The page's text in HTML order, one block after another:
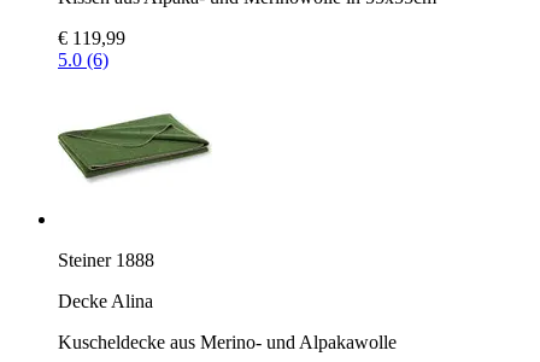
€ 119,99
5.0 (6)
Steiner 1888
Decke Alina
Kuscheldecke aus Merino- und Alpakawolle